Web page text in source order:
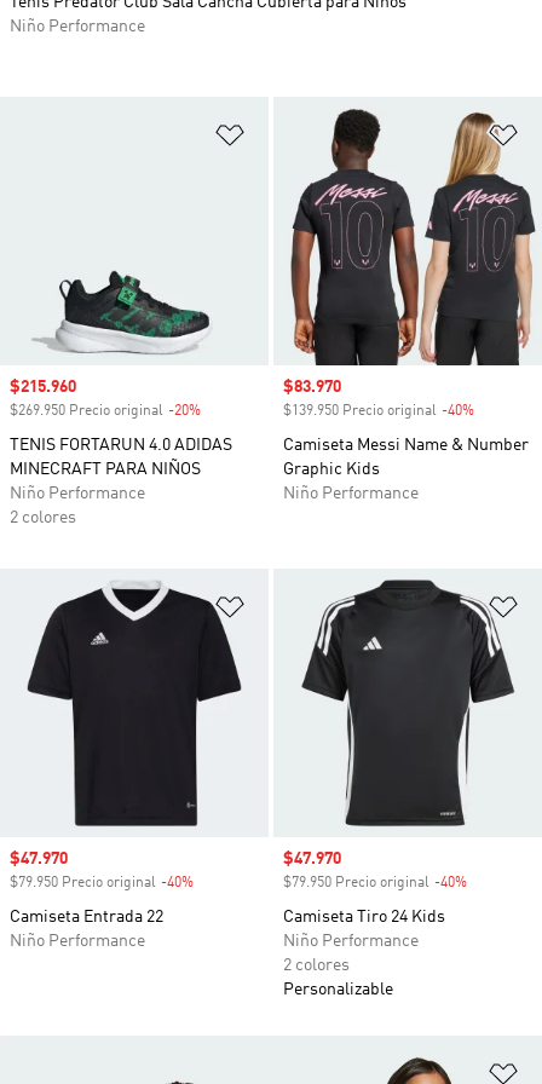
Añadir a la lista de deseos
Precio de venta
$215.960
$269.950 Precio original -20%
TENIS FORTARUN 4.0 ADIDAS
MINECRAFT PARA NIÑOS
Niño Performance
2 colores
Precio de venta
$83.970
$139.950 Precio original -40%
Camiseta Messi Name & Number
Graphic Kids
Niño Performance
Añadir a la lista de deseos
Precio de venta
$47.970
$79.950 Precio original -40%
Camiseta Entrada 22
Niño Performance
Precio de venta
$47.970
$79.950 Precio original -40%
Camiseta Tiro 24 Kids
Niño Performance
2 colores
Personalizable
Niño Performance